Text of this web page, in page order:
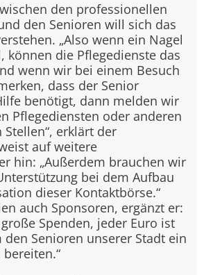
den professionellen
den Senioren will sich das
„Also wenn ein Nagel
können die Pflegedienste das
wenn wir bei einem Besuch
dass der Senior
benötigt, dann melden wir
Pflegediensten oder anderen
erklärt der
auf weitere
hin: „Außerdem brauchen wir
bei dem Aufbau
dieser Kontaktbörse.“
auch Sponsoren, ergänzt er:
Spenden, jeder Euro ist
Senioren unserer Stadt ein